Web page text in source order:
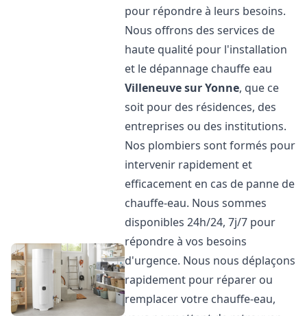
pour répondre à leurs besoins.
Nous offrons des services de
haute qualité pour l'installation
et le dépannage chauffe eau
Villeneuve sur Yonne, que ce
soit pour des résidences, des
entreprises ou des institutions.
Nos plombiers sont formés pour
intervenir rapidement et
efficacement en cas de panne de
chauffe-eau. Nous sommes
disponibles 24h/24, 7j/7 pour
répondre à vos besoins
d'urgence. Nous nous déplaçons
rapidement pour réparer ou
remplacer votre chauffe-eau,